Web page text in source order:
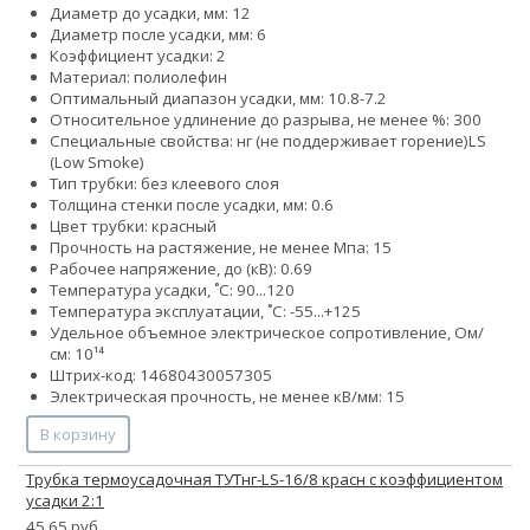
Диаметр до усадки, мм: 12
Диаметр после усадки, мм: 6
Коэффициент усадки: 2
Материал: полиолефин
Оптимальный диапазон усадки, мм: 10.8-7.2
Относительное удлинение до разрыва, не менее %: 300
Специальные свойства: нг (не поддерживает горение)LS
(Low Smoke)
Тип трубки: без клеевого слоя
Толщина стенки после усадки, мм: 0.6
Цвет трубки: красный
Прочность на растяжение, не менее Мпа: 15
Рабочее напряжение, до (кВ): 0.69
Температура усадки, ˚С: 90...120
Температура эксплуатации, ˚С: -55...+125
Удельное объемное электрическое сопротивление, Ом/
см: 10¹⁴
Штрих-код: 14680430057305
Электрическая прочность, не менее кВ/мм: 15
В корзину
Трубка термоусадочная ТУТнг-LS-16/8 красн с коэффициентом
усадки 2:1